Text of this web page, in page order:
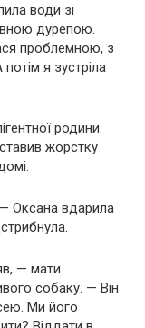
води зі
дурепою.
проблемною, з
я зустріла
родини.
жорстку
Оксана вдарила
— мати
собаку. — Він
Ми його